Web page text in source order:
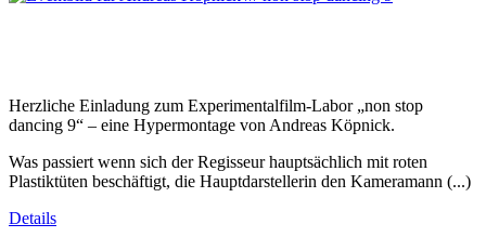
Herzliche Einladung zum Experimentalfilm-Labor „non stop
dancing 9“ – eine Hypermontage von Andreas Köpnick.
Was passiert wenn sich der Regisseur hauptsächlich mit roten
Plastiktüten beschäftigt, die Hauptdarstellerin den Kameramann (...)
Details